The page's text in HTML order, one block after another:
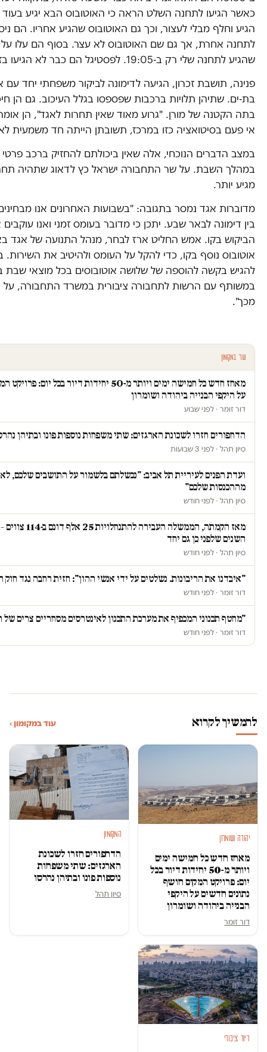
כאשר הגיעו לתחנה השלט הראה כי האוטובוס הבא יגיע
הגיע וחלף מבלי לעצור, וכך גם האוטובוס שהגיע אחריו. הם
לתחנה אחרת, אך גם שם האוטובוס לא עצר. בסוף הם עלו על
שהגיע לתחנה שלי רק ב-19:05. לפסטיגל הם כבר לא הגיעו בזמן.
פנינה, תושבת זכרון, הגיעה לדימונה לביקור משפחתי יחד
בת-ים. שתיהן תלויות ברכבות שפספסו בגלל העיכוב. גם הן
בתה הקטנה של מורן. "גרוע מאוד שאין תחרות לאגד", הן
אי פעם בסיטואציה כזו במרכז, תשובתן הייתה חד משמעית
במצב הדברים הנוכחי, אלה שאין ביכולתם להחזיק ברכב
במהלך השבת. על שר התחבורה ישראל כץ לדאוג שתהיה
מגיע יותר.
בין דימונה לבאר שבע. יתכן כי מדובר בעומס זמני ואנו
הביקוש בקו. אמש החליט ארז לבחר, מנהל התנועה של אגד
אוטובוס נוסף בקו, כדי להקל על העומס ולהיטיב את
במשותף עם הרשות לתחבורה ציבורית במשרד התחבורה, על
מכך".
עוד במקומון
מאחז חדש כל חמישה ימים ויותר מ-50 יחידות דיור
על היקפי הבנייה ביהודה ושומרון
דור זומר · לפני שבוע
הדחפורים חזרו לשכונת הארגזים: שתי משפחות נוספות פונו ובתיהן
סיון תהל · לפני 3 שבועות
ועדת הפנים לעיריית תל אביב: "נכשלתם בלשמור על התושבים שלכם,
מההכנסות שלכם"
סיון תהל · לפני חודש
השנים שלפני כן גם יחד
סיון תהל · לפני חודש
"איבדנו את הריבונות. נשלטים על ידי אנשי ההון": חזית רחבה נגד חוק
דור זומר · לפני חודש
"מחטף תכנוני המכפיף את מערכת התכנון לאינטרסים מסחריים צרים של
דור זומר · לפני חודש
להמשיך לקרוא עוד במקומון ›
יהודה ושומרון
מאחז חדש כל חמישה ימים
ויותר מ-50 יחידות דיור בכל
יום: פרויקט המקום חושף
נתונים חדשים על היקפי
הבנייה ביהודה ושומרון
דור זומר
המקומון
הדחפורים חזרו לשכונת
הארגזים: שתי משפחות
נוספות פונו ובתיהן נהרסו
סיון תהל
דיור ציבורי